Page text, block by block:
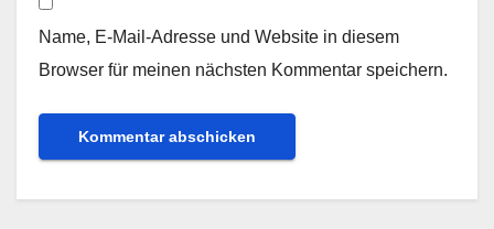
Name, E-Mail-Adresse und Website in diesem
Browser für meinen nächsten Kommentar speichern.